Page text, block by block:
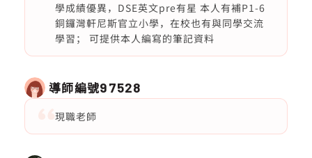
學成績優異，DSE英文pre有星 本人有補P1-6
銅鑼灣軒尼斯官立小學，在校也有與同學交流
學習； 可提供本人編寫的筆記資料
導師編號97528
現職老師